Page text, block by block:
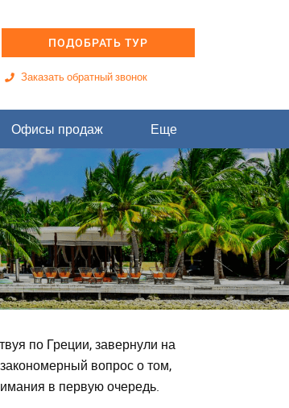
ПОДОБРАТЬ ТУР
Заказать обратный звонок
Офисы продаж Еще
по Греции, завернули на
вопрос о том,
в первую очередь.